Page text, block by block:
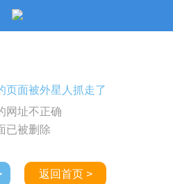
页面被外星人抓走了
网址不正确
已被删除
返回首页 >